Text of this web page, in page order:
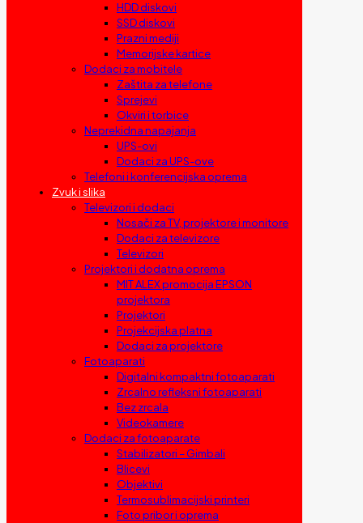
HDD diskovi
SSD diskovi
Prazni mediji
Memorijske kartice
Dodaci za mobitele
Zaštita za telefone
Sprejevi
Okviri i torbice
Neprekidna napajanja
UPS-ovi
Dodaci za UPS-ove
Telefoni i konferencijska oprema
Zvuk i slika
Televizori i dodaci
Nosači za TV, projektore i monitore
Dodaci za televizore
Televizori
Projektori i dodatna oprema
MIT ALEX promocija EPSON
projektora
Projektori
Projekcijska platna
Dodaci za projektore
Fotoaparati
Digitalni kompaktni fotoaparati
Zrcalno refleksni fotoaparati
Bez zrcala
Videokamere
Dodaci za fotoaparate
Stabilizatori – Gimbali
Blicevi
Objektivi
Termosublimacijski printeri
Foto pribor i oprema